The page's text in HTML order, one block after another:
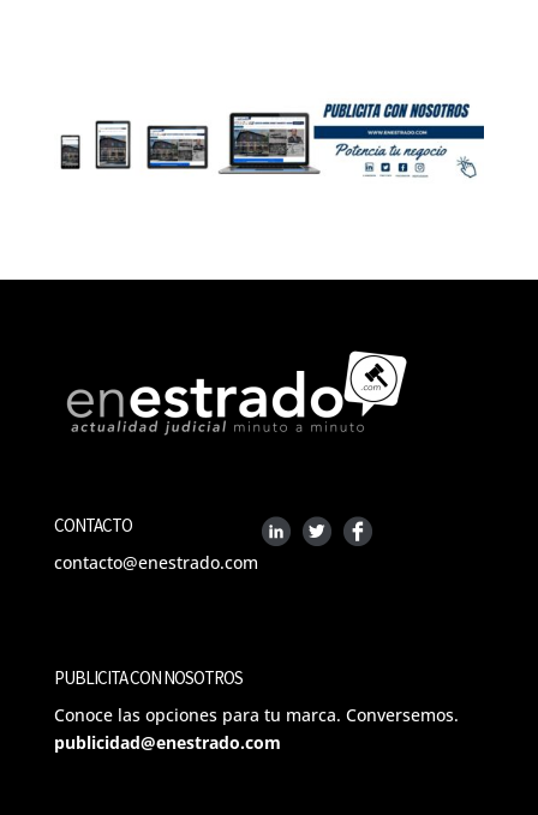
CONTACTO
contacto@enestrado.com
PUBLICITA CON NOSOTROS
Conoce las opciones para tu marca. Conversemos.
publicidad@enestrado.com